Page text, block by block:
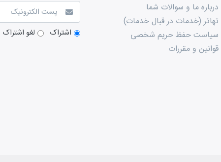
درباره ما و سوالات شما
تهاتر (خدمات در قبال خدمات)
سیاست حفظ حریم شخصی
قوانین و مقررات
اشتراک لغو اشتراک